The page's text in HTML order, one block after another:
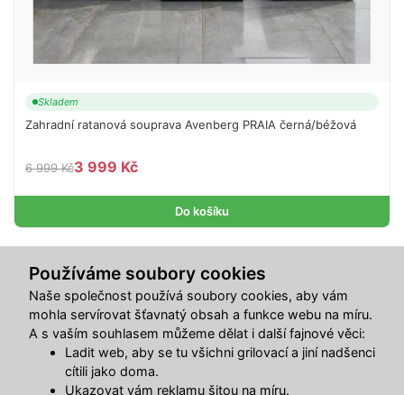
Používáme soubory cookies
Naše společnost používá soubory cookies, aby vám
mohla servírovat šťavnatý obsah a funkce webu na míru.
A s vaším souhlasem můžeme dělat i další fajnové věci:
Ladit web, aby se tu všichni grilovací a jiní nadšenci
cítili jako doma.
Ukazovat vám reklamu šitou na míru.
Skladem
Zahradní ratanová souprava Avenberg PRAIA černá/béžová
6 999 Kč3 999 Kč
Do košíku
Popis
Ratanová zahradní souprava AVENBERG ARANCIO